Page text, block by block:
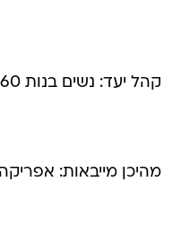
קהל יעד: נשים בנות 14-60+
מהיכן מייבאות: